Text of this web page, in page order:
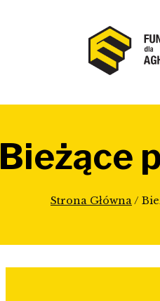
Bieżące
Strona Główna/